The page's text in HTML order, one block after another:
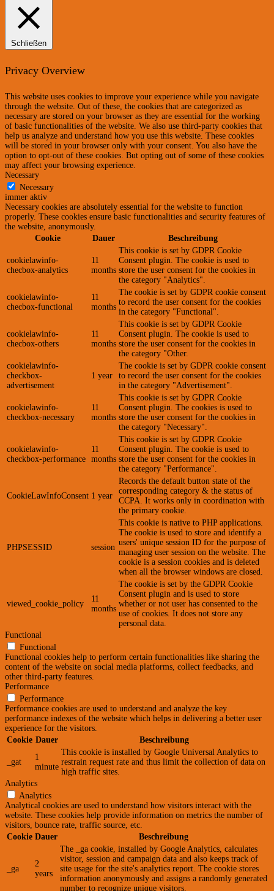
Schließen
Privacy Overview
This website uses cookies to improve your experience while you navigate
through the website. Out of these, the cookies that are categorized as
necessary are stored on your browser as they are essential for the working
of basic functionalities of the website. We also use third-party cookies that
help us analyze and understand how you use this website. These cookies
will be stored in your browser only with your consent. You also have the
option to opt-out of these cookies. But opting out of some of these cookies
may affect your browsing experience.
Necessary
Necessary
immer aktiv
Necessary cookies are absolutely essential for the website to function
properly. These cookies ensure basic functionalities and security features of
the website, anonymously.
Cookie
Dauer Beschreibung
cookielawinfo-
checbox-analytics
11
months
This cookie is set by GDPR Cookie
Consent plugin. The cookie is used to
store the user consent for the cookies in
the category "Analytics".
cookielawinfo-
checbox-functional
11
months
The cookie is set by GDPR cookie consent
to record the user consent for the cookies
in the category "Functional".
cookielawinfo-
checbox-others
11
months
This cookie is set by GDPR Cookie
Consent plugin. The cookie is used to
store the user consent for the cookies in
the category "Other.
cookielawinfo-
checkbox-
advertisement
1 year
The cookie is set by GDPR cookie consent
to record the user consent for the cookies
in the category "Advertisement".
cookielawinfo-
checkbox-necessary
11
months
This cookie is set by GDPR Cookie
Consent plugin. The cookies is used to
store the user consent for the cookies in
the category "Necessary".
cookielawinfo-
checkbox-performance
11
months
This cookie is set by GDPR Cookie
Consent plugin. The cookie is used to
store the user consent for the cookies in
the category "Performance".
CookieLawInfoConsent 1 year
Records the default button state of the
corresponding category & the status of
CCPA. It works only in coordination with
the primary cookie.
PHPSESSID session
This cookie is native to PHP applications.
The cookie is used to store and identify a
users' unique session ID for the purpose of
managing user session on the website. The
cookie is a session cookies and is deleted
when all the browser windows are closed.
viewed_cookie_policy
11
months
The cookie is set by the GDPR Cookie
Consent plugin and is used to store
whether or not user has consented to the
use of cookies. It does not store any
personal data.
Functional
Functional
Functional cookies help to perform certain functionalities like sharing the
content of the website on social media platforms, collect feedbacks, and
other third-party features.
Performance
Performance
Performance cookies are used to understand and analyze the key
performance indexes of the website which helps in delivering a better user
experience for the visitors.
Cookie Dauer Beschreibung
_gat
1
minute
This cookie is installed by Google Universal Analytics to
restrain request rate and thus limit the collection of data on
high traffic sites.
Analytics
Analytics
Analytical cookies are used to understand how visitors interact with the
website. These cookies help provide information on metrics the number of
visitors, bounce rate, traffic source, etc.
Cookie Dauer Beschreibung
_ga
2
years
The _ga cookie, installed by Google Analytics, calculates
visitor, session and campaign data and also keeps track of
site usage for the site's analytics report. The cookie stores
information anonymously and assigns a randomly generated
number to recognize unique visitors.